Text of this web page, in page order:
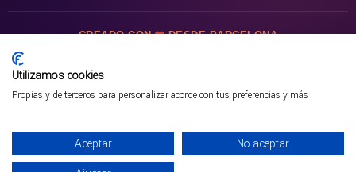
CREADO CON DESDE BARCELONA
Utilizamos cookies
Propias y de terceros para personalizar acorde con tus preferencias y más
Aceptar No aceptar